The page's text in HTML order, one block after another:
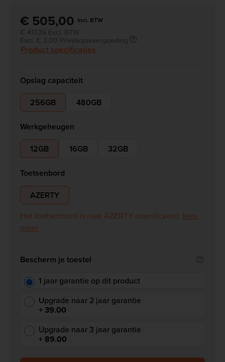
€ 505,00 Incl. BTW
€ 417,36 Excl. BTW
Excl. € 3,00 Privékopievergoeding
Product specificaties
Opslag capaciteit
256GB
480GB
Werkgeheugen
12GB
16GB 32GB
Toetsenbord
AZERTY
Het toetsenbord is naar AZERTY overstickerd: lees
meer
Bescherm je toestel
1 jaar garantie op dit product
Upgrade naar 2 jaar garantie
+ 39.00
Upgrade naar 3 jaar garantie
+ 89.00